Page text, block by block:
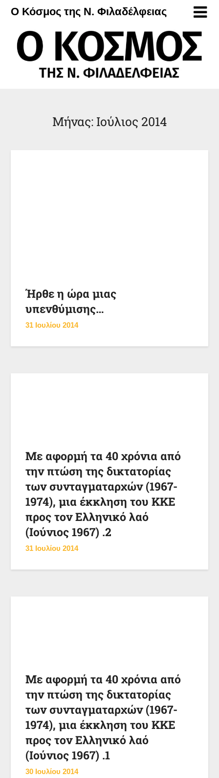
Μετάβαση
περιεχόμενο
Ο Κόσμος της Ν. Φιλαδέλφειας
Μήνας: Ιούλιος 2014
Ήρθε η ώρα μιας
υπενθύμισης…
31 Ιουλίου 2014
Με αφορμή τα 40 χρόνια από
την πτώση της δικτατορίας
των συνταγματαρχών (1967-
1974), μια έκκληση του ΚΚΕ
προς τον Ελληνικό λαό
(Ιούνιος 1967) .2
31 Ιουλίου 2014
Με αφορμή τα 40 χρόνια από
την πτώση της δικτατορίας
των συνταγματαρχών (1967-
1974), μια έκκληση του ΚΚΕ
προς τον Ελληνικό λαό
(Ιούνιος 1967) .1
30 Ιουλίου 2014